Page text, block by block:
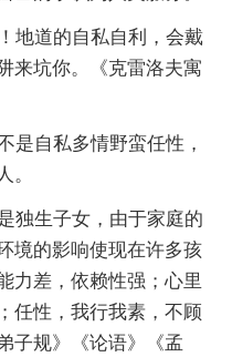
地道的自私自利，会戴
来坑你。《克雷洛夫寓
是自私多情野蛮任性，
。
独生子女，由于家庭的
境的影响使现在许多孩
力差，依赖性强；心里
任性，我行我素，不顾
子规》《论语》《孟